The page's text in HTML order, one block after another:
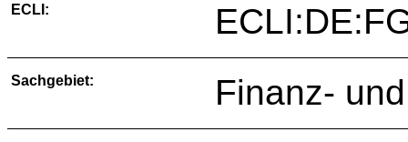
ECLI:
Sachgebiet: Finanz-